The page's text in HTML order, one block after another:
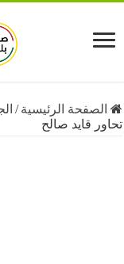
الرئيسية /الجزائر/
قايد صالح